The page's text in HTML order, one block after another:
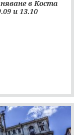
в Коста
и 13.10